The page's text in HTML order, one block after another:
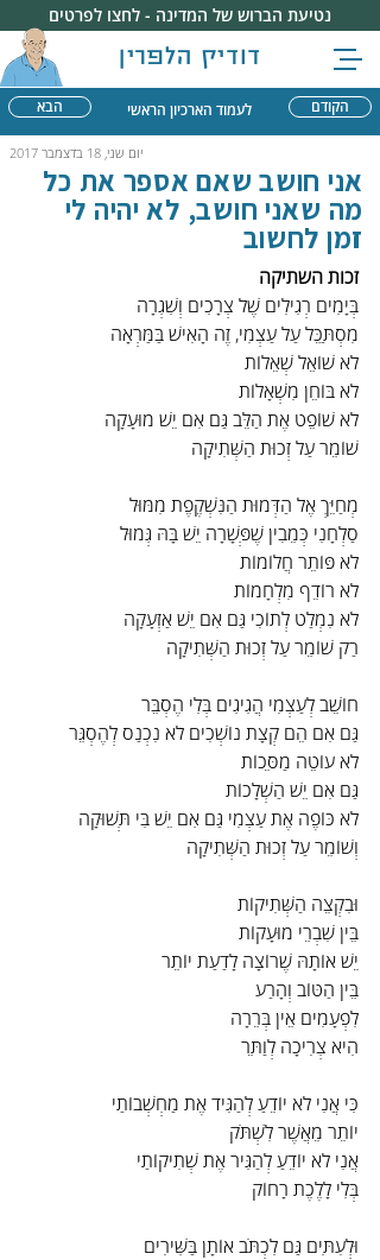
דודיק הלפרין
נטיעת הברוש של המדינה - לחצו לפרטים
הבא הקודם לעמוד הארכיון הראשי
יום שני, 18 בדצמבר 2017
אני חושב שאם אספר את כל
מה שאני חושב, לא יהיה לי
זמן לחשוב
זכות השתיקה
בְּיָמִים רְגִילִים שֶׁל צְרָכִים וְשִׁגְרָה
מִסְתַּכֵּל עַל עַצְמִי, זֶה הָאִישׁ בַּמַּרְאָה
לֹא שׁוֹאֵל שְׁאֵלוֹת
לֹא בּוֹחֵן מִשְׁאָלוֹת
לֹא שׁוֹפֵט אֶת הַלֵּב גַּם אִם יֵשׁ מוּעָקָה
שׁוֹמֵר עַל זְכוּת הַשְּׁתִיקָה
מְחַיֵּךְ אֶל הַדְּמוּת הַנִּשְׁקֶפֶת מִמּוּל
סַלְחָנִי כְּמֵבִין שֶׁפְּשָׁרָה יֵשׁ בָּהּ גְּמוּל
לֹא פּוֹתֵר חֲלוֹמוֹת
לֹא רוֹדֵף מִלְחָמוֹת
לֹא נִמְלַט לְתוֹכִי גַּם אִם יֵשׁ אַזְעָקָה
רַק שׁוֹמֵר עַל זְכוּת הַשְּׁתִיקָה
חוֹשֵׁב לְעַצְמִי הֲגִיגִים בְּלִי הֶסְבֵּר
גַּם אִם הֵם קְצָת נוֹשְׁכִים לֹא נִכְנַס לְהֶסְגֵּר
לֹא עוֹטֵה מַסֵּכוֹת
גַּם אִם יֵשׁ הַשְׁלָכוֹת
לֹא כּוֹפֶה אֶת עַצְמִי גַּם אִם יֵשׁ בִּי תְּשׁוּקָה
וְשׁוֹמֵר עַל זְכוּת הַשְּׁתִיקָה
וּבִקְצֵה הַשְּׁתִיקוֹת
בֵּין שִׁבְרֵי מוּעָקוֹת
יֵשׁ אוֹתָהּ שֶׁרוֹצָה לָדַעַת יוֹתֵר
בֵּין הַטּוֹב וְהָרַע
לִפְעָמִים אֵין בְּרֵרָה
הִיא צְרִיכָה לְוַתֵּר
כִּי אֲנִי לֹא יוֹדֵעַ לְהַגִּיד אֶת מַחְשְׁבוֹתַי
יוֹתֵר מֵאֲשֶׁר לִשְׁתֹּק
אֲנִי לֹא יוֹדֵעַ לְהַגִּיר אֶת שְׁתִיקוֹתַי
בְּלִי לָלֶכֶת רָחוֹק
וּלְעִתִּים גַּם לִכְתֹּב אוֹתָן בַּשִּׁירִים